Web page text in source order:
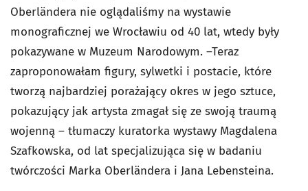
Oberländera nie oglądaliśmy na wystawie
monograficznej we Wrocławiu od 40 lat, wtedy były
pokazywane w Muzeum Narodowym. –Teraz
zaproponowałam figury, sylwetki i postacie, które
tworzą najbardziej porażający okres w jego sztuce,
pokazujący jak artysta zmagał się ze swoją traumą
wojenną – tłumaczy kuratorka wystawy Magdalena
Szafkowska, od lat specjalizująca się w badaniu
twórczości Marka Oberländera i Jana Lebensteina.